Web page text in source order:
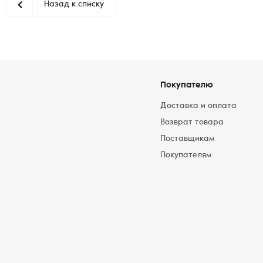
Назад к списку
Покупателю
Доставка и оплата
Возврат товара
Поставщикам
Покупателям